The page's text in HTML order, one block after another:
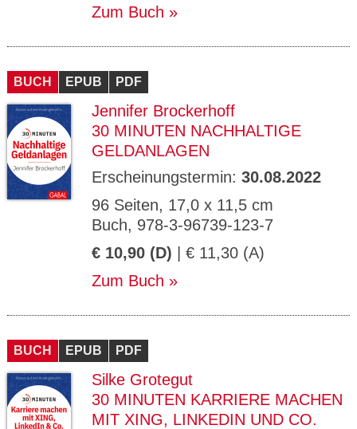
Zum Buch
BUCH EPUB PDF
Jennifer Brockerhoff
30 MINUTEN NACHHALTIGE
GELDANLAGEN
Erscheinungstermin: 30.08.2022
96 Seiten, 17,0 x 11,5 cm
Buch, 978-3-96739-123-7
€ 10,90 (D) | € 11,30 (A)
Zum Buch
BUCH EPUB PDF
Silke Grotegut
30 MINUTEN KARRIERE MACHEN
MIT XING, LINKEDIN UND CO.